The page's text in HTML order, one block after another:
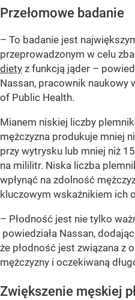
Przełomowe badanie
– To badanie jest
przeprowadzonym w celu
diety z funkcją jąder –
Nassan, pracownik naukowy
of Public Health.
Mianem niskiej liczby
mężczyzna produkuje mniej
przy wytrysku lub mniej niż
na mililitr. Niska liczba
wpłynąć na zdolność
kluczowym wskaźnikiem ich
– Płodność jest nie tylko
powiedziała Nassan,
że płodność jest związana z
mężczyzny i oczekiwaną
Zwiększenie męskiej